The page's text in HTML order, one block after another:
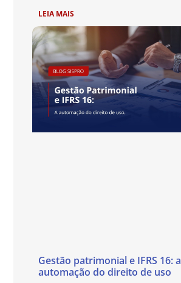
LEIA MAIS
Gestão patrimonial e IFRS 16: a
automação do direito de uso